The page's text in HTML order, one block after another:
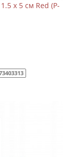
x 5 см Red (P-